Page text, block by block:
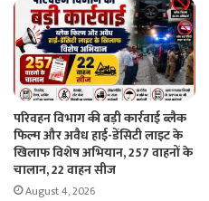
परिवहन विभाग की बड़ी कार्रवाई ब्लैक
फिल्म और अवैध हाई-डेंसिटी लाइट के
खिलाफ विशेष अभियान, 257 वाहनों के
चालान, 22 वाहन सीज
August 4, 2026